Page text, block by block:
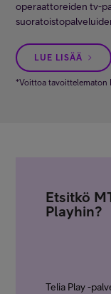
operaattoreiden tv-
LUE LISÄÄ
*Voittoa tavoittelematon
Etsitkö
Playhin?
Telia Play -